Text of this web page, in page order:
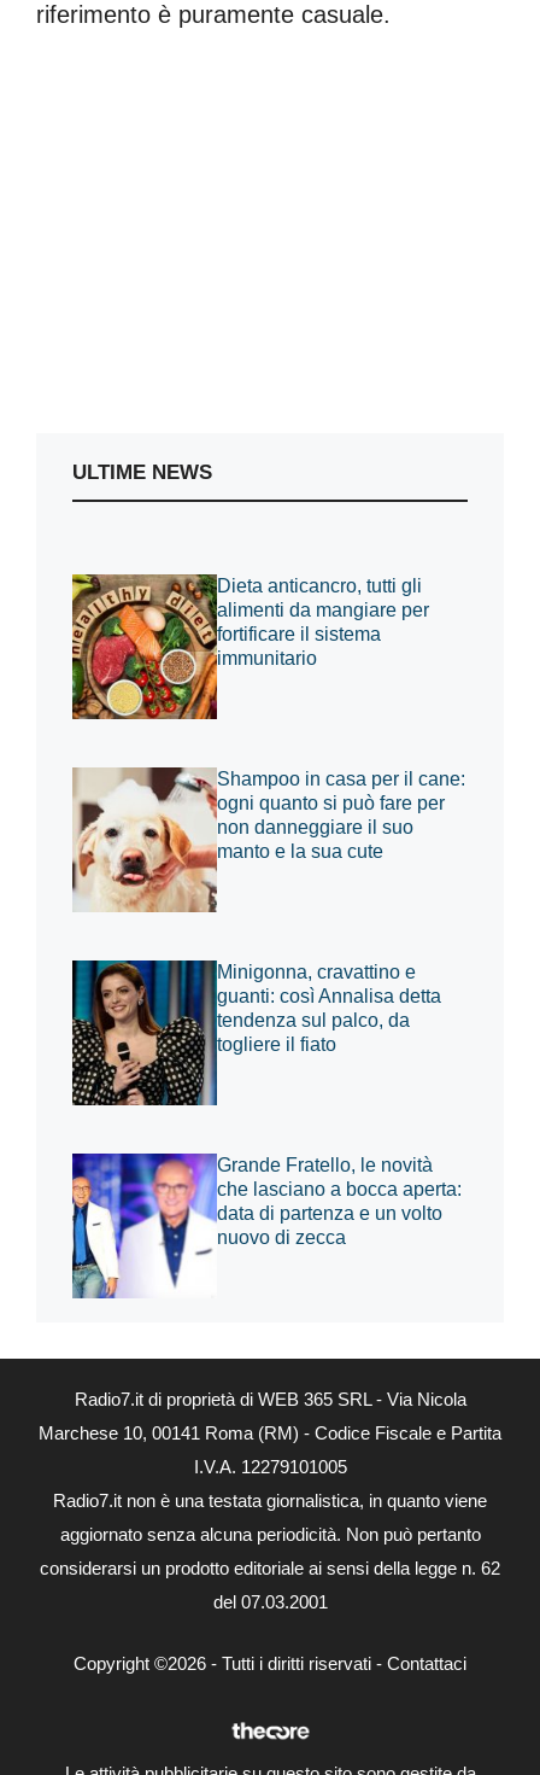
riferimento è puramente casuale.
ULTIME NEWS
Dieta anticancro, tutti gli
alimenti da mangiare per
fortificare il sistema
immunitario
Shampoo in casa per il cane:
ogni quanto si può fare per
non danneggiare il suo
manto e la sua cute
Minigonna, cravattino e
guanti: così Annalisa detta
tendenza sul palco, da
togliere il fiato
Grande Fratello, le novità
che lasciano a bocca aperta:
data di partenza e un volto
nuovo di zecca
Radio7.it di proprietà di WEB 365 SRL - Via Nicola
Marchese 10, 00141 Roma (RM) - Codice Fiscale e Partita
I.V.A. 12279101005
Radio7.it non è una testata giornalistica, in quanto viene
aggiornato senza alcuna periodicità. Non può pertanto
considerarsi un prodotto editoriale ai sensi della legge n. 62
del 07.03.2001
Copyright ©2026 - Tutti i diritti riservati - Contattaci